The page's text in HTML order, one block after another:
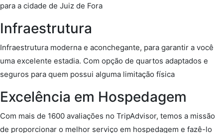
para a cidade de Juiz de Fora
Infraestrutura
Infraestrutura moderna e aconchegante, para garantir a você
uma excelente estadia. Com opção de quartos adaptados e
seguros para quem possui alguma limitação física
Excelência em Hospedagem
Com mais de 1600 avaliações no TripAdvisor, temos a missão
de proporcionar o melhor serviço em hospedagem e fazê-lo